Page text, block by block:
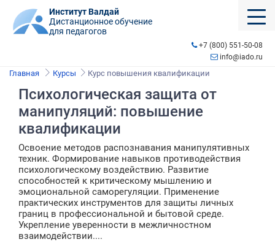
Институт Валдай
Дистанционное обучение
для педагогов
+7 (800) 551-50-08
info@iado.ru
Главная Курсы Курс повышения квалификации
Психологическая защита от
манипуляций: повышение
квалификации
Освоение методов распознавания манипулятивных
техник. Формирование навыков противодействия
психологическому воздействию. Развитие
способностей к критическому мышлению и
эмоциональной саморегуляции. Применение
практических инструментов для защиты личных
границ в профессиональной и бытовой среде.
Укрепление уверенности в межличностном
взаимодействии....